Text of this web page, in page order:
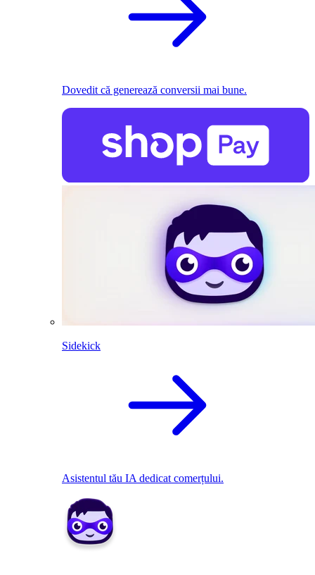
Dovedit că generează conversii mai bune.
Sidekick
Asistentul tău IA dedicat comerțului.